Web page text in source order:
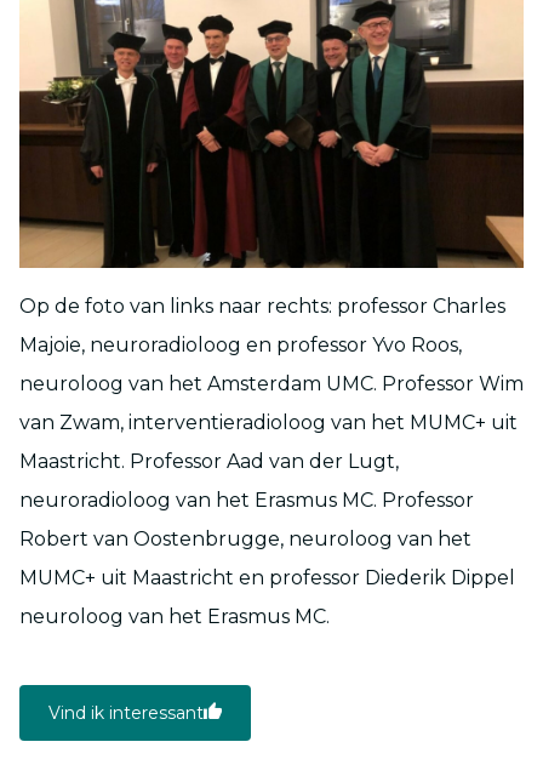
Op de foto van links naar rechts: professor Charles
Majoie, neuroradioloog en professor Yvo Roos,
neuroloog van het Amsterdam UMC. Professor Wim
van Zwam, interventieradioloog van het MUMC+ uit
Maastricht. Professor Aad van der Lugt,
neuroradioloog van het Erasmus MC. Professor
Robert van Oostenbrugge, neuroloog van het
MUMC+ uit Maastricht en professor Diederik Dippel
neuroloog van het Erasmus MC.
Vind ik interessant